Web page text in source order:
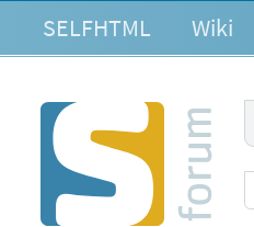
SELFHTML Wiki